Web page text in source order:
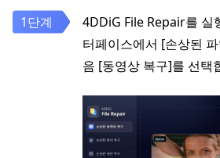
4DDiG File Repair를 실
터페이스에서 [손상된
음 [동영상 복구]를 선택